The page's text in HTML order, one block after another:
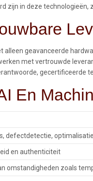
zijn in deze technologieën,
alleen geavanceerde
met vertrouwde
gecertificeerde
En
defectdetectie,
en authenticiteit
omstandigheden zoals